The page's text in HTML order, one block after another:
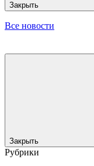
Закрыть
Все новости
Закрыть
Рубрики